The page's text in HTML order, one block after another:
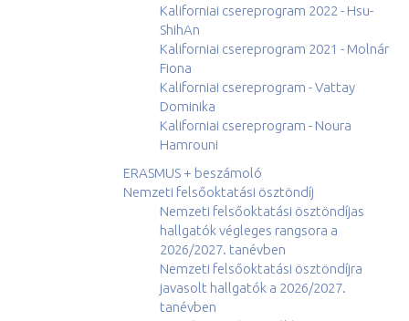
Kaliforniai csereprogram 2022 - Hsu-
ShihAn
Kaliforniai csereprogram 2021 - Molnár
Fiona
Kaliforniai csereprogram - Vattay
Dominika
Kaliforniai csereprogram - Noura
Hamrouni
ERASMUS + beszámoló
Nemzeti felsőoktatási ösztöndíj
Nemzeti felsőoktatási ösztöndíjas
hallgatók végleges rangsora a
2026/2027. tanévben
Nemzeti felsőoktatási ösztöndíjra
javasolt hallgatók a 2026/2027.
tanévben